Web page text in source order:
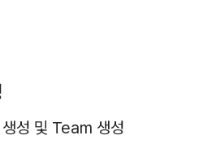
성 및 Team 생성